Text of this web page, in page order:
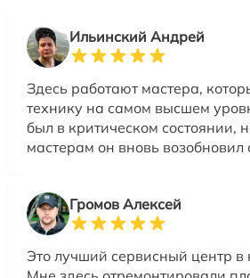
Ильинский Андрей
Здесь работают мастера,
технику на самом высшем
был в критическом состоянии,
мастерам он вновь возобновил
Громов Алексей
Это лучший сервисный центр в